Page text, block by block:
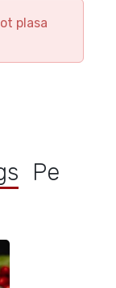
plasa
Pe